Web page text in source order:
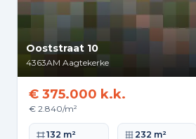
Ooststraat 10
4363AM Aagtekerke
€ 375.000 k.k.
€ 2.840/m²
Woonoppervlakte
132 m² Perceeloppervlakte
232 m²